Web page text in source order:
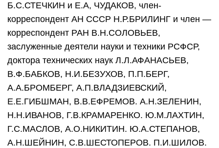
Б.С.СТЕЧКИН и Е.А, ЧУДАКОВ, член-
корреспондент АН СССР Н.Р.БРИЛИНГ и член —
корреспондент РАН В.Н.СОЛОВЬЕВ,
заслуженные деятели науки и техники РСФСР,
доктора технических наук Л.Л.АФАНАСЬЕВ,
В.Ф.БАБКОВ, Н.И.БЕЗУХОВ, П.П.БЕРГ,
А.А.БРОМБЕРГ, А.П.ВЛАДЗИЕВСКИЙ,
Е.Е.ГИБШМАН, В.В.ЕФРЕМОВ. А.Н.ЗЕЛЕНИН,
Н.Н.ИВАНОВ, Г.В.КРАМАРЕНКО. Ю.М.ЛАХТИН,
Г.С.МАСЛОВ, А.О.НИКИТИН. Ю.А.СТЕПАНОВ,
А.Н.ШЕЙНИН, С.В.ШЕСТОПЕРОВ. П.И.ШИЛОВ.